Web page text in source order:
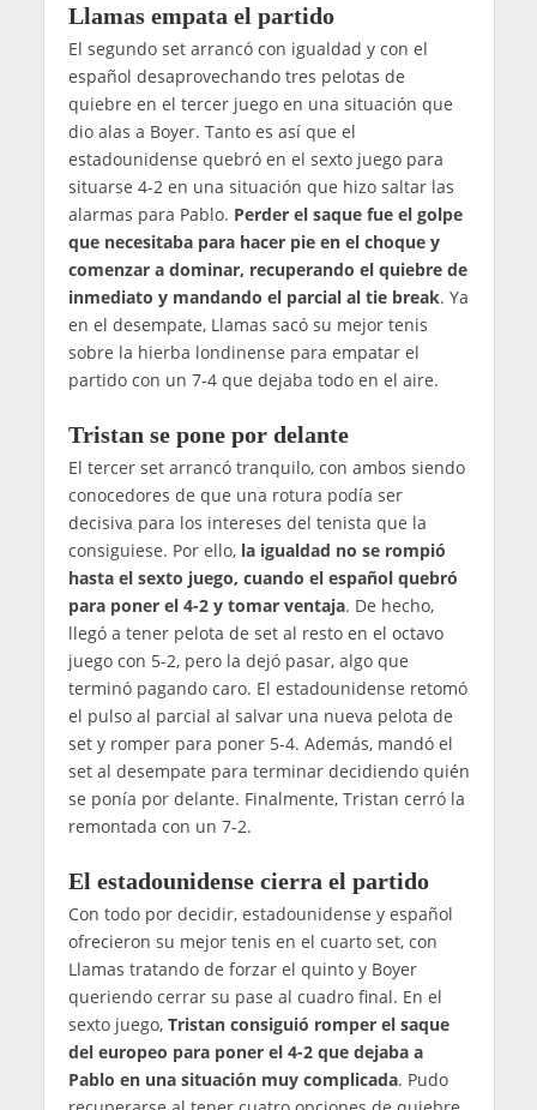
Llamas empata el partido
El segundo set arrancó con igualdad y con el
español desaprovechando tres pelotas de
quiebre en el tercer juego en una situación que
dio alas a Boyer. Tanto es así que el
estadounidense quebró en el sexto juego para
situarse 4-2 en una situación que hizo saltar las
alarmas para Pablo. Perder el saque fue el golpe
que necesitaba para hacer pie en el choque y
comenzar a dominar, recuperando el quiebre de
inmediato y mandando el parcial al tie break. Ya
en el desempate, Llamas sacó su mejor tenis
sobre la hierba londinense para empatar el
partido con un 7-4 que dejaba todo en el aire.
Tristan se pone por delante
El tercer set arrancó tranquilo, con ambos siendo
conocedores de que una rotura podía ser
decisiva para los intereses del tenista que la
consiguiese. Por ello, la igualdad no se rompió
hasta el sexto juego, cuando el español quebró
para poner el 4-2 y tomar ventaja. De hecho,
llegó a tener pelota de set al resto en el octavo
juego con 5-2, pero la dejó pasar, algo que
terminó pagando caro. El estadounidense retomó
el pulso al parcial al salvar una nueva pelota de
set y romper para poner 5-4. Además, mandó el
set al desempate para terminar decidiendo quién
se ponía por delante. Finalmente, Tristan cerró la
remontada con un 7-2.
El estadounidense cierra el partido
Con todo por decidir, estadounidense y español
ofrecieron su mejor tenis en el cuarto set, con
Llamas tratando de forzar el quinto y Boyer
queriendo cerrar su pase al cuadro final. En el
sexto juego, Tristan consiguió romper el saque
del europeo para poner el 4-2 que dejaba a
Pablo en una situación muy complicada. Pudo